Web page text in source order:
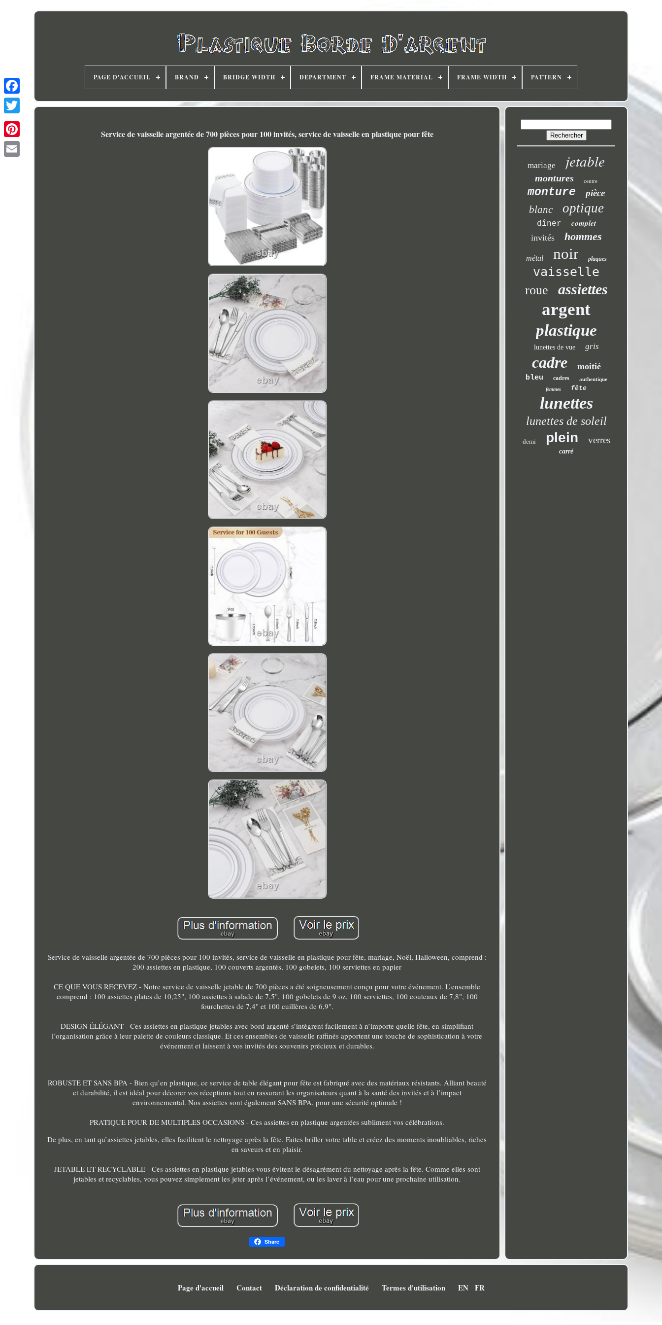
PAGE D'ACCUEIL BRAND BRIDGE WIDTH DEPARTMENT FRAME MATERIAL FRAME WIDTH PATTERN
Service de vaisselle argentée de 700 pièces pour 100 invités, service de vaisselle en plastique pour fête
Service de vaisselle argentée de 700 pièces pour 100 invités, service de vaisselle en plastique pour fête, mariage, Noël, Halloween, comprend :
200 assiettes en plastique, 100 couverts argentés, 100 gobelets, 100 serviettes en papier
CE QUE VOUS RECEVEZ - Notre service de vaisselle jetable de 700 pièces a été soigneusement conçu pour votre événement. L’ensemble
comprend : 100 assiettes plates de 10,25", 100 assiettes à salade de 7,5", 100 gobelets de 9 oz, 100 serviettes, 100 couteaux de 7,8", 100
fourchettes de 7,4" et 100 cuillères de 6,9".
DESIGN ÉLÉGANT - Ces assiettes en plastique jetables avec bord argenté s’intègrent facilement à n’importe quelle fête, en simplifiant
l’organisation grâce à leur palette de couleurs classique. Et ces ensembles de vaisselle raffinés apportent une touche de sophistication à votre
événement et laissent à vos invités des souvenirs précieux et durables.
ROBUSTE ET SANS BPA - Bien qu’en plastique, ce service de table élégant pour fête est fabriqué avec des matériaux résistants. Alliant beauté
et durabilité, il est idéal pour décorer vos réceptions tout en rassurant les organisateurs quant à la santé des invités et à l’impact
environnemental. Nos assiettes sont également SANS BPA, pour une sécurité optimale !
PRATIQUE POUR DE MULTIPLES OCCASIONS - Ces assiettes en plastique argentées subliment vos célébrations.
De plus, en tant qu’assiettes jetables, elles facilitent le nettoyage après la fête. Faites briller votre table et créez des moments inoubliables, riches
en saveurs et en plaisir.
JETABLE ET RECYCLABLE - Ces assiettes en plastique jetables vous évitent le désagrément du nettoyage après la fête. Comme elles sont
jetables et recyclables, vous pouvez simplement les jeter après l’événement, ou les laver à l’eau pour une prochaine utilisation.
Share
mariage jetable
montures centre
monture pièce
blanc optique
dîner complet
invités hommes
métal noir plaques
vaisselle
roue
assiettes
argent
plastique
lunettes de vue gris
cadre moitié
bleu cadres authentique
femmes fête
lunettes
lunettes de soleil
demi plein verres
carré
Page d'accueil Contact Déclaration de confidentialité Termes d'utilisation EN FR